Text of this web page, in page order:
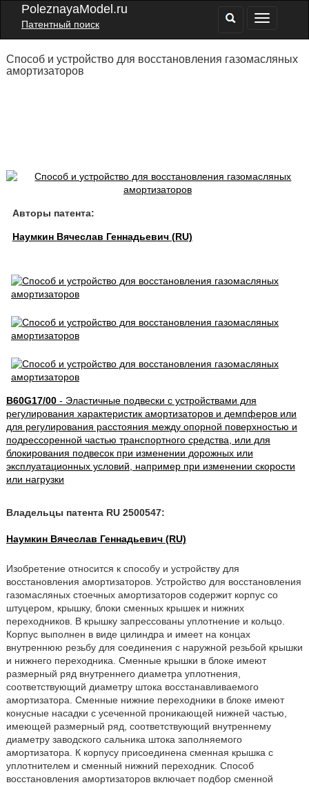
PoleznayaModel.ru
Патентный поиск
Способ и устройство для восстановления газомасляных
амортизаторов
Авторы патента:
Наумкин Вячеслав Геннадьевич (RU)
B60G17/00- Эластичные подвески с устройствами для
регулирования характеристик амортизаторов и демпферов или
для регулирования расстояния между опорной поверхностью и
подрессоренной частью транспортного средства, или для
блокирования подвесок при изменении дорожных или
эксплуатационных условий, например при изменении скорости
или нагрузки
Владельцы патента RU 2500547:
Наумкин Вячеслав Геннадьевич (RU)
Изобретение относится к способу и устройству для
восстановления амортизаторов. Устройство для восстановления
газомасляных стоечных амортизаторов содержит корпус со
штуцером, крышку, блоки сменных крышек и нижних
переходников. В крышку запрессованы уплотнение и кольцо.
Корпус выполнен в виде цилиндра и имеет на концах
внутреннюю резьбу для соединения с наружной резьбой крышки
и нижнего переходника. Сменные крышки в блоке имеют
размерный ряд внутреннего диаметра уплотнения,
соответствующий диаметру штока восстанавливаемого
амортизатора. Сменные нижние переходники в блоке имеют
конусные насадки с усеченной проникающей нижней частью,
имеющей размерный ряд, соответствующий внутреннему
диаметру заводского сальника штока заполняемого
амортизатора. К корпусу присоединена сменная крышка с
уплотнителем и сменный нижний переходник. Способ
восстановления амортизаторов включает подбор сменной